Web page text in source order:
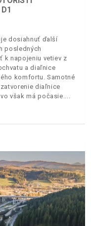
dosiahnuť ďalší
posledných
k napojeniu vetiev z
a diaľnice
komfortu. Samotné
diaľnice
však má počasie.